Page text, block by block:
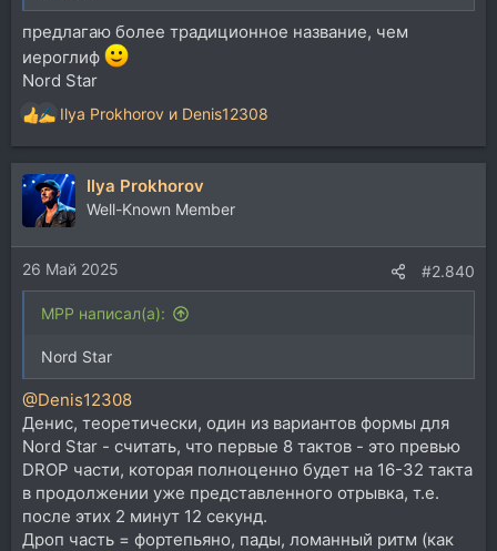
предлагаю более традиционное название, чем
иероглиф
Nord Star
Р
е
а
к
ц
и
и
:
Ilya Prokhorov и Denis12308
Ilya Prokhorov
Well-Known Member
26 Май 2025 #2.840
MPP написал(а):
Nord Star
@Denis12308
Денис, теоретически, один из вариантов формы для
Nord Star - считать, что первые 8 тактов - это превью
DROP части, которая полноценно будет на 16-32 такта
в продолжении уже представленного отрывка, т.е.
после этих 2 минут 12 секунд.
Дроп часть = фортепьяно, пады, ломанный ритм (как